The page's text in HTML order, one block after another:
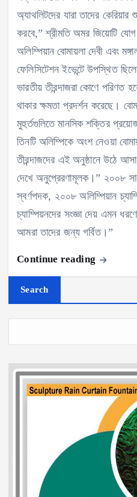
অ্যাথলিটদের যারা তাদের
করবে,” শ্রীমতি অমর জিয়োটি
অলিম্পিয়ান বোমায়লা দেবী এবং
ফেলিসিটেশন ইভেন্টে উপস্থিত
ভারতীয় তীরন্দাজরা কোণে পরিণত
থাকার ক্ষমতা প্রদর্শন করেছে।
মুহুর্তগুলিতে মানসিক শক্তির
তিনটি অলিম্পিকে অংশ নেওয়া
তীরন্দাজদের এই অনুষ্ঠানে উঠে
দেখে অনুপ্রেরণামূলক।” ২০০৮
স্বর্ণপদক, ২০০৮ অলিম্পিয়ান
চ্যাম্পিয়নদের সংজ্ঞা দেয় এমন
আমরা তাদের জন্য গর্বিত।”
Continue reading
Search